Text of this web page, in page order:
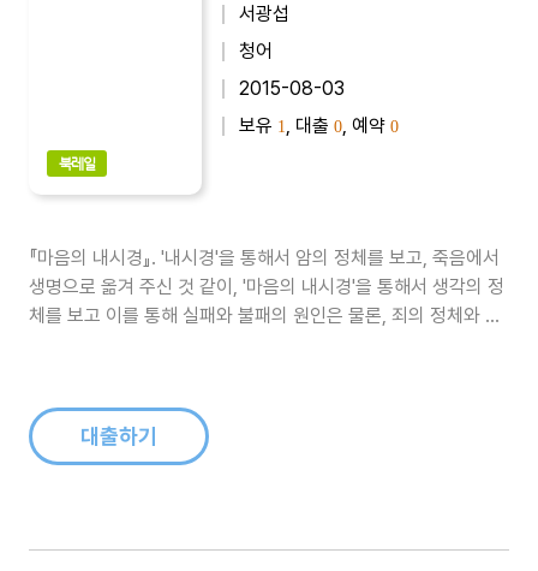
북레일
서광섭
청어
2015-08-03
보유 1 , 대출 0 , 예약 0
『마음의 내시경』. '내시경'을 통해서 암의 정체를 보고, 죽음에서
생명으로 옮겨 주신 것 같이, '마음의 내시경'을 통해서 생각의 정
체를 보고 이를 통해 실패와 불패의 원인은 물론, 죄의 정체와 인
대출하기